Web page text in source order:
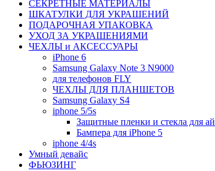
СЕКРЕТНЫЕ МАТЕРИАЛЫ
ШКАТУЛКИ ДЛЯ УКРАШЕНИЙ
ПОДАРОЧНАЯ УПАКОВКА
УХОД ЗА УКРАШЕНИЯМИ
ЧEХЛЫ и АКСЕССУАРЫ
iPhone 6
Samsung Galaxy Note 3 N9000
для телефонов FLY
ЧЕХЛЫ ДЛЯ ПЛАНШЕТОВ
Samsung Galaxy S4
iphone 5/5s
Защитные пленки и стекла для
Бампера для iPhone 5
iphone 4/4s
Умный девайс
ФЬЮЗИНГ